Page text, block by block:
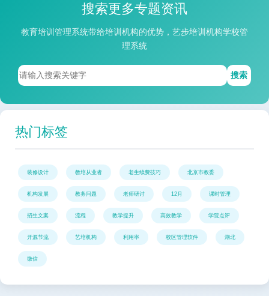
搜索更多专题资讯
教育培训管理系统带给培训机构的优势，艺步培训机构学校管
理系统
搜索
热门标签
装修设计 教培从业者 老生续费技巧 北京市教委
机构发展 教务问题 老师研讨 12月 课时管理
招生文案 流程 教学提升 高效教学 学院点评
开源节流 艺培机构 利用率 校区管理软件 湖北
微信